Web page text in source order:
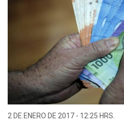
2 DE ENERO DE 2017 - 12:25 HRS.